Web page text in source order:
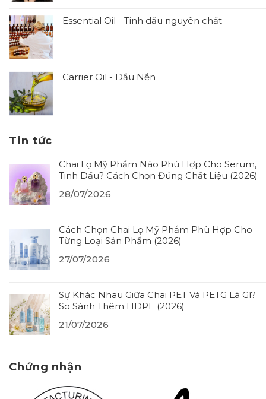
Essential Oil - Tinh dầu nguyên chất
Carrier Oil - Dầu Nền
Tin tức
Chai Lọ Mỹ Phẩm Nào Phù Hợp Cho Serum,
Tinh Dầu? Cách Chọn Đúng Chất Liệu (2026)
28/07/2026
Cách Chọn Chai Lọ Mỹ Phẩm Phù Hợp Cho
Từng Loại Sản Phẩm (2026)
27/07/2026
Sự Khác Nhau Giữa Chai PET Và PETG Là Gì?
So Sánh Thêm HDPE (2026)
21/07/2026
Chứng nhận